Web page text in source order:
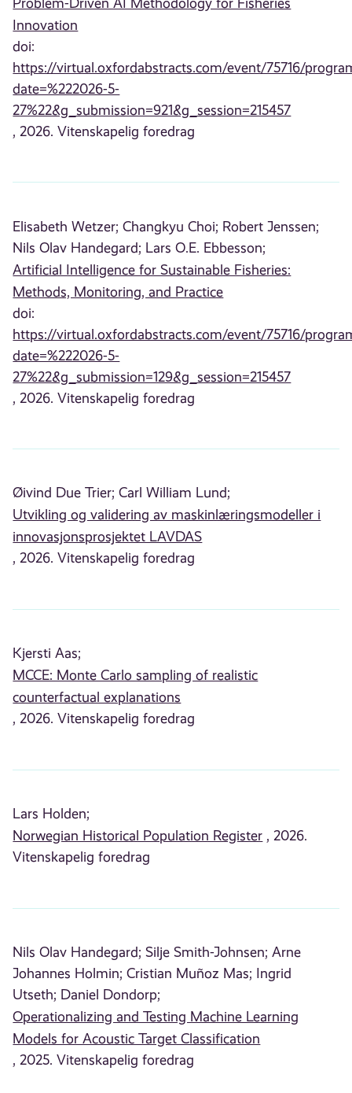
Innovation
doi:
https://virtual.oxfordabstracts.com/event/75716/
date=%222026-5-
27%22&g_submission=921&g_session=215457
, 2026. Vitenskapelig foredrag
Elisabeth Wetzer; Changkyu Choi; Robert Jenssen;
Nils Olav Handegard; Lars O.E. Ebbesson;
Artificial Intelligence for Sustainable Fisheries:
Methods, Monitoring, and Practice
doi:
https://virtual.oxfordabstracts.com/event/75716/
date=%222026-5-
27%22&g_submission=129&g_session=215457
, 2026. Vitenskapelig foredrag
Øivind Due Trier; Carl William Lund;
Utvikling og validering av maskinlæringsmodeller i
innovasjonsprosjektet LAVDAS
, 2026. Vitenskapelig foredrag
Kjersti Aas;
MCCE: Monte Carlo sampling of realistic
counterfactual explanations
, 2026. Vitenskapelig foredrag
Lars Holden;
Norwegian Historical Population Register , 2026.
Vitenskapelig foredrag
Nils Olav Handegard; Silje Smith-Johnsen; Arne
Johannes Holmin; Cristian Muñoz Mas; Ingrid
Utseth; Daniel Dondorp;
Operationalizing and Testing Machine Learning
Models for Acoustic Target Classification
, 2025. Vitenskapelig foredrag